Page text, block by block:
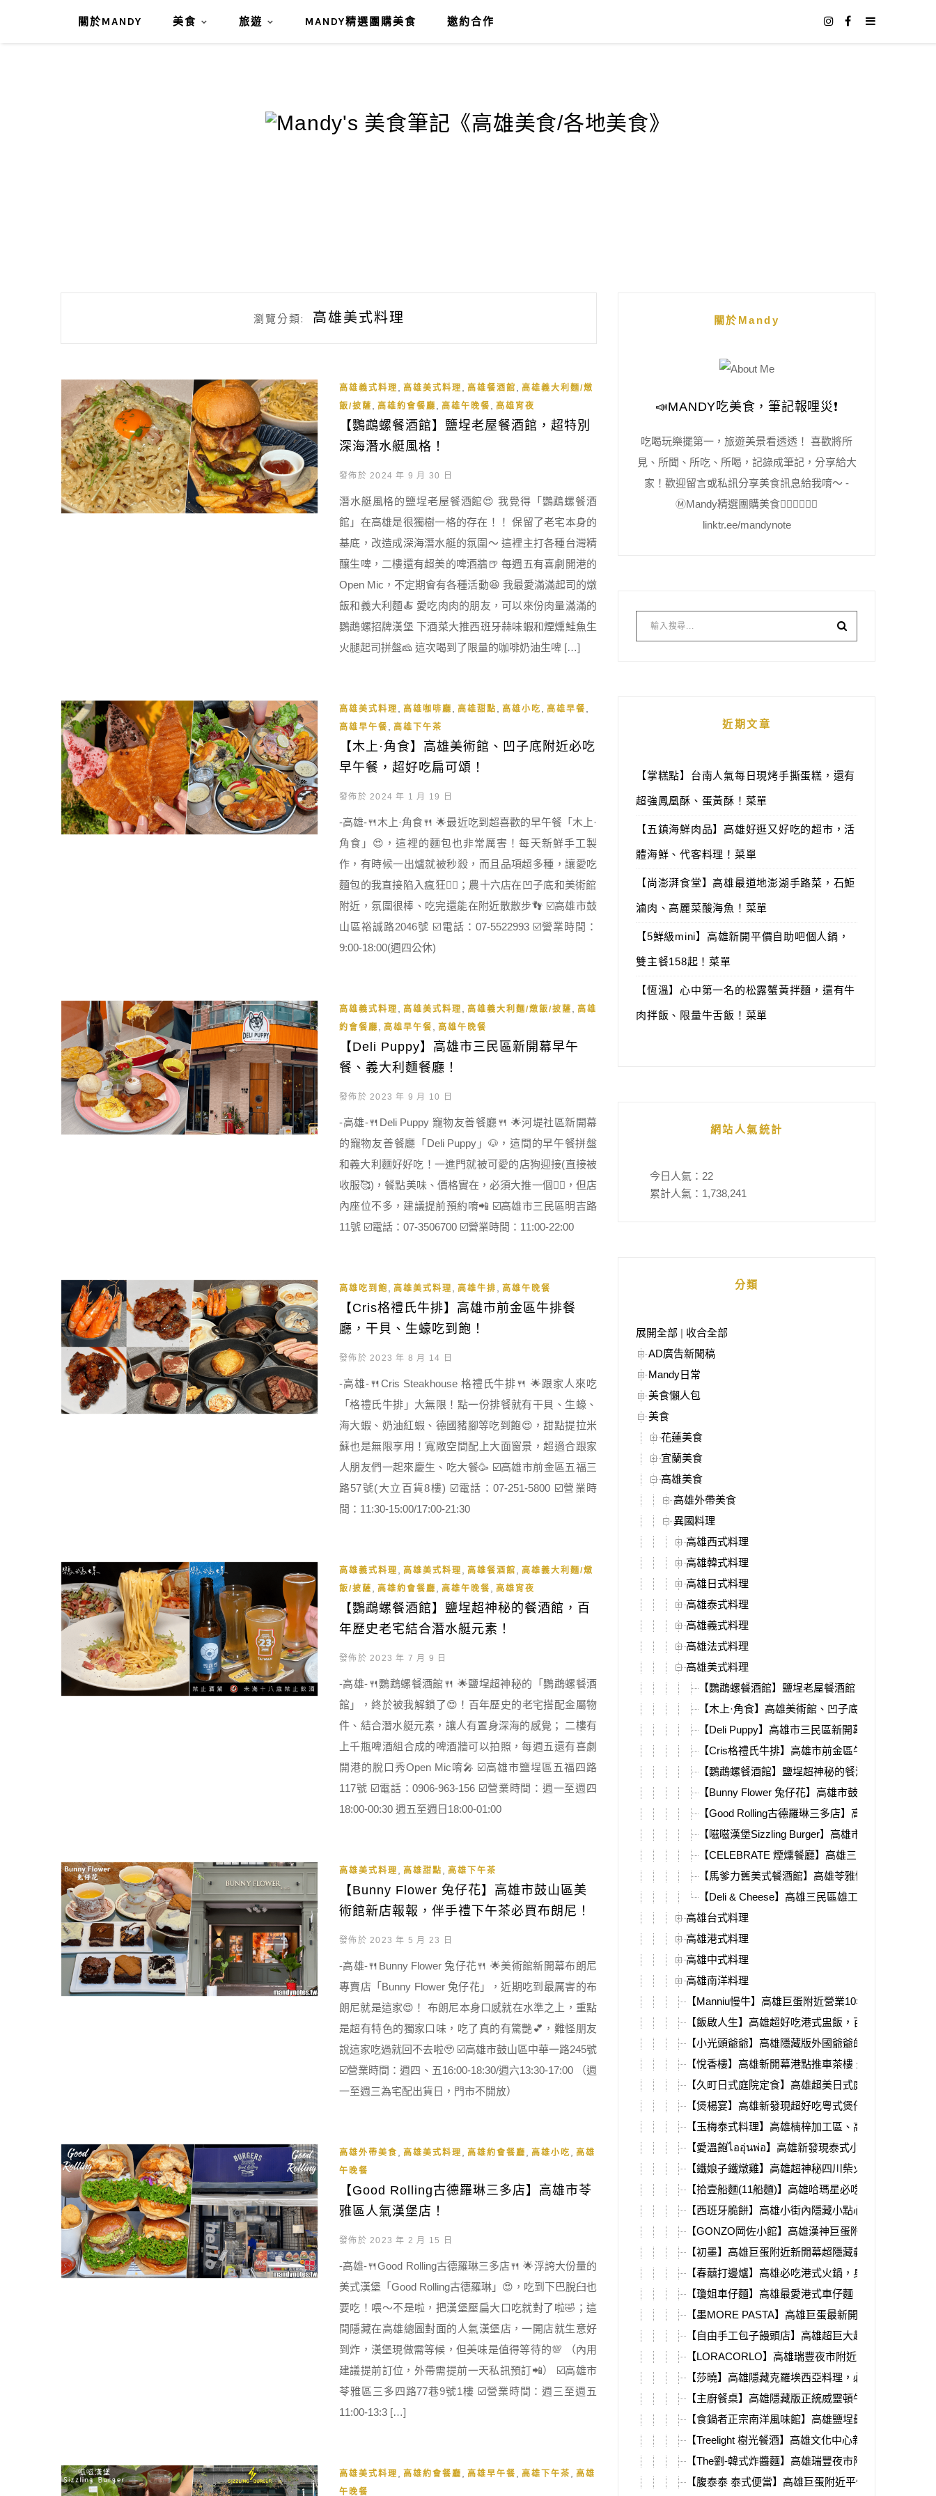
關於MANDY 美食 旅遊 MANDY精選團購美食 邀約合作
瀏覽分類: 高雄美式料理
高雄義式料理 高雄美式料理 高雄餐酒館
高雄義大利麵/燉
飯/披薩
高雄約會餐廳 高雄午晚餐 高雄宵夜
【鸚鵡螺餐酒館】鹽埕老屋餐酒館，超特別
深海潛水艇風格！
發佈於 2024 年 9 月 30 日
潛水艇風格的鹽埕老屋餐酒館😍 我覺得「鸚鵡螺餐酒
館」在高雄是很獨樹一格的存在！！ 保留了老宅本身的
基底，改造成深海潛水艇的氛圍～ 這裡主打各種台灣精
釀生啤，二樓還有超美的啤酒牆🍺 每週五有喜劇開港的
Open Mic，不定期會有各種活動😆 我最愛滿滿起司的燉
飯和義大利麵🍝 愛吃肉肉的朋友，可以來份肉量滿滿的
鸚鵡螺招牌漢堡 下酒菜大推西班牙蒜味蝦和煙燻鮭魚生
火腿起司拼盤🧀 這次喝到了限量的咖啡奶油生啤 […]
高雄美式料理 高雄咖啡廳 高雄甜點 高雄小吃 高雄早餐
高雄早午餐 高雄下午茶
【木上·角食】高雄美術館、凹子底附近必吃
早午餐，超好吃扁可頌！
發佈於 2024 年 1 月 19 日
-高雄-🍴木上·角食🍴 🌟最近吃到超喜歡的早午餐「木上·
角食」😍，這裡的麵包也非常厲害！每天新鮮手工製
作，有時候一出爐就被秒殺，而且品項超多種，讓愛吃
麵包的我直接陷入瘋狂❤️‍🔥；農十六店在凹子底和美術館
附近，氛圍很棒、吃完還能在附近散散步👣 ☑️高雄市鼓
山區裕誠路2046號 ☑️電話：07-5522993 ☑️營業時間：
9:00-18:00(週四公休)
高雄義式料理 高雄美式料理 高雄義大利麵/燉飯/披薩
高雄
約會餐廳
高雄早午餐 高雄午晚餐
【Deli Puppy】高雄市三民區新開幕早午
餐、義大利麵餐廳！
發佈於 2023 年 9 月 10 日
-高雄-🍴Deli Puppy 寵物友善餐廳🍴 🌟河堤社區新開幕
的寵物友善餐廳「Deli Puppy」🐶，這間的早午餐拼盤
和義大利麵好好吃！一進門就被可愛的店狗迎接(直接被
收服🥰)，餐點美味、價格實在，必須大推一個👍🏻，但店
內座位不多，建議提前預約唷📲 ☑️高雄市三民區明吉路
11號 ☑️電話：07-3506700 ☑️營業時間：11:00-22:00
高雄吃到飽 高雄美式料理 高雄牛排 高雄午晚餐
【Cris格禮氏牛排】高雄市前金區牛排餐
廳，干貝、生蠔吃到飽！
發佈於 2023 年 8 月 14 日
-高雄-🍴Cris Steakhouse 格禮氏牛排🍴 🌟跟家人來吃
「格禮氏牛排」大無限！點一份排餐就有干貝、生蠔、
海大蝦、奶油紅蝦、德國豬腳等吃到飽😍，甜點提拉米
蘇也是無限享用！寬敞空間配上大面窗景，超適合跟家
人朋友們一起來慶生、吃大餐🥳 ☑️高雄市前金區五福三
路57號(大立百貨8樓) ☑️電話：07-251-5800 ☑️營業時
間：11:30-15:00/17:00-21:30
高雄義式料理 高雄美式料理 高雄餐酒館
高雄義大利麵/燉
飯/披薩
高雄約會餐廳 高雄午晚餐 高雄宵夜
【鸚鵡螺餐酒館】鹽埕超神秘的餐酒館，百
年歷史老宅結合潛水艇元素！
發佈於 2023 年 7 月 9 日
-高雄-🍴鸚鵡螺餐酒館🍴 🌟鹽埕超神秘的「鸚鵡螺餐酒
館」，終於被我解鎖了😍！百年歷史的老宅搭配金屬物
件、結合潛水艇元素，讓人有置身深海的感覺； 二樓有
上千瓶啤酒組合成的啤酒牆可以拍照，每週五還有喜劇
開港的脫口秀Open Mic唷🎤 ☑️高雄市鹽埕區五福四路
117號 ☑️電話：0906-963-156 ☑️營業時間：週一至週四
18:00-00:30 週五至週日18:00-01:00
高雄美式料理 高雄甜點 高雄下午茶
【Bunny Flower 兔仔花】高雄市鼓山區美
術館新店報報，伴手禮下午茶必買布朗尼！
發佈於 2023 年 5 月 23 日
-高雄-🍴Bunny Flower 兔仔花🍴 🌟美術館新開幕布朗尼
專賣店「Bunny Flower 兔仔花」，近期吃到最厲害的布
朗尼就是這家😍！ 布朗尼本身口感就在水準之上，重點
是超有特色的獨家口味，吃了真的有驚艷💕，難怪朋友
說這家吃過就回不去啦🥹 ☑️高雄市鼓山區中華一路245號
☑️營業時間：週四、五16:00-18:30/週六13:30-17:00 （週
一至週三為宅配出貨日，門市不開放）
高雄外帶美食 高雄美式料理 高雄約會餐廳 高雄小吃
高雄
午晚餐
【Good Rolling古德羅琳三多店】高雄市苓
雅區人氣漢堡店！
發佈於 2023 年 2 月 15 日
-高雄-🍴Good Rolling古德羅琳三多店🍴 🌟浮誇大份量的
美式漢堡「Good Rolling古德羅琳」😍，吃到下巴脫臼也
要吃！喂～不是啦，把漢堡壓扁大口吃就對了啦🤣；這
間隱藏在高雄總圖對面的人氣漢堡店，一開店就生意好
到炸，漢堡現做需等候，但美味是值得等待的💯 （內用
建議提前訂位，外帶需提前一天私訊預訂📲） ☑️高雄市
苓雅區三多四路77巷9號1樓 ☑️營業時間：週三至週五
11:00-13:3 […]
高雄美式料理 高雄約會餐廳 高雄早午餐 高雄下午茶
高雄
午晚餐
關於Mandy
📣MANDY吃美食，筆記報哩災❗️
吃喝玩樂擺第一，旅遊美景看透透！ 喜歡將所
見、所聞、所吃、所喝，記錄成筆記，分享給大
家！歡迎留言或私訊分享美食訊息給我唷～ -
Ⓜ️Mandy精選團購美食👇🏻👇🏻👇🏻
linktr.ee/mandynote
近期文章
【掌糕點】台南人氣每日現烤手撕蛋糕，還有
超強鳳凰酥、蛋黃酥！菜單
【五鎮海鮮肉品】高雄好逛又好吃的超市，活
體海鮮、代客料理！菜單
【尚澎湃食堂】高雄最道地澎湖手路菜，石鮔
滷肉、高麗菜酸海魚！菜單
【5鮮級mini】高雄新開平價自助吧個人鍋，
雙主餐158起！菜單
【恆溫】心中第一名的松露蟹黃拌麵，還有牛
肉拌飯、限量牛舌飯！菜單
網站人氣統計
今日人氣： 22
累計人氣： 1,738,241
分類
展開全部 | 收合全部
AD廣告新聞稿
Mandy日常
美食懶人包
美食
花蓮美食
宜蘭美食
高雄美食
高雄外帶美食
異國料理
高雄西式料理
高雄韓式料理
高雄日式料理
高雄泰式料理
高雄義式料理
高雄法式料理
高雄美式料理
【鸚鵡螺餐酒館】鹽埕老屋餐酒館，超特別深海潛
【木上·角食】高雄美術館、凹子底附近必吃早午
【Deli Puppy】高雄市三民區新開幕早午餐、義大
【Cris格禮氏牛排】高雄市前金區牛排餐廳，干貝
【鸚鵡螺餐酒館】鹽埕超神秘的餐酒館，百年歷史
【Bunny Flower 兔仔花】高雄市鼓山區美術館新
【Good Rolling古德羅琳三多店】高雄市苓雅區人
【嗞嗞漢堡Sizzling Burger】高雄市鼓山區美味漢
【CELEBRATE 煙燻餐廳】高雄三民區超級低調
【馬爹力舊美式餐酒館】高雄苓雅懷舊氛圍的美
【Deli & Cheese】高雄三民區雄工附近美式平價
高雄台式料理
高雄港式料理
高雄中式料理
高雄南洋料理
【Manniu慢牛】高雄巨蛋附近營業10年的職人牛肉小
【飯啟人生】高雄超好吃港式盅飯，百元初品嘗粵菜
【小光頭爺爺】高雄隱藏版外國爺爺的墨西哥捲餅，
【悅香樓】高雄新開幕港點推車茶樓 最新菜單，必吃
【久町日式庭院定食】高雄超美日式庭院料理，大樹
【煲楊宴】高雄新發現超好吃粵式煲仔菜，必吃鹹香
【玉梅泰式料理】高雄楠梓加工區、高科大附近，平
【愛溫飽ไออุ่นพ่อ】高雄新發現泰式小店，平價又道地
【鐵娘子鐵燉雞】高雄超神秘四川柴火雞，楠梓高科
【拾壹船麵(11船麵)】高雄哈瑪星必吃，道地泰國船
【西班牙脆餅】高雄小街內隱藏小點心，金黃酥脆的
【GONZO岡佐小館】高雄漢神巨蛋附近，歐洲主廚
【初墨】高雄巨蛋附近新開幕超隱藏義式料理，義大
【春囍打邊爐】高雄必吃港式火鍋，身分證活動送大
【瓊姐車仔麵】高雄最愛港式車仔麵，浴火重生在建
【墨MORE PASTA】高雄巨蛋最新開幕，超濃郁蝦醬
【自由手工包子饅頭店】高雄超巨大越南手工海鮮包
【LORACORLO】高雄瑞豐夜市附近，道地以色列料
【莎曉】高雄隱藏克羅埃西亞料理，必吃戰斧豬、牧
【主廚餐桌】高雄隱藏版正統威靈頓牛排，歐式無菜
【食鍋者正宗南洋風味館】高雄鹽埕最強肉骨茶火鍋
【Treelight 樹光餐酒】高雄文化中心新開幕，月球餐
【The劉-韓式炸醬麵】高雄瑞豐夜市附近，黑白大廚
【腹泰泰 泰式便當】高雄巨蛋附近平價泰式料理，椰